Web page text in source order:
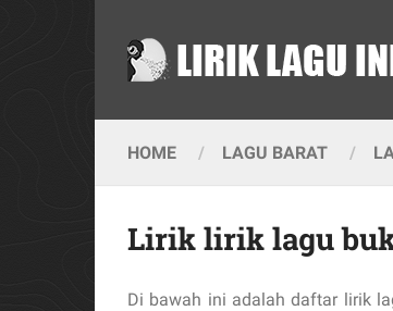
HOME LAGU BARAT
Liriklirik lagu
Di bawah ini adalah daftar lirik